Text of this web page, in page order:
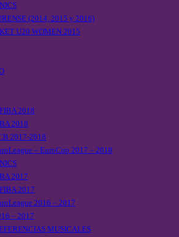
(2014, 2015 y 2016)
U20 WOMEN 2015
2018
2018
2017-2018
– EuroCup 2017 – 2018
2017
2017
2016 – 2017
– 2017
MUSICALES